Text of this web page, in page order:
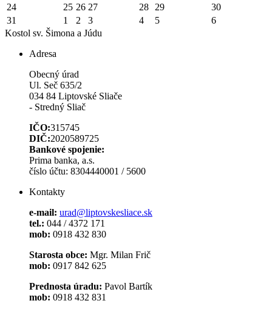
24 25 26 27 28 29
30
31
1 2 3 4 5
6
Kostol sv. Šimona a Júdu
Adresa
Obecný úrad
Ul. Seč 635/2
034 84 Liptovské Sliače
- Stredný Sliač
IČO:315745
DIČ:2020589725
Bankové spojenie:
Prima banka, a.s.
číslo účtu: 8304440001 / 5600
Kontakty
e-mail: urad@liptovskesliace.sk
tel.: 044 / 4372 171
mob: 0918 432 830
Starosta obce: Mgr. Milan Frič
mob: 0917 842 625
Prednosta úradu: Pavol Bartík
mob: 0918 432 831